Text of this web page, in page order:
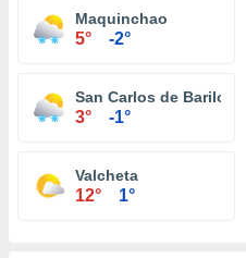
Maquinchao
5° -2°
San Carlos de Bariloche
3° -1°
Valcheta
12° 1°